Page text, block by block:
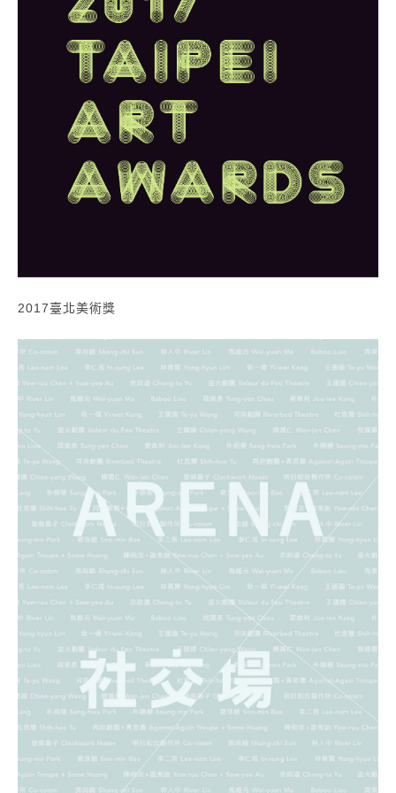
2017臺北美術獎